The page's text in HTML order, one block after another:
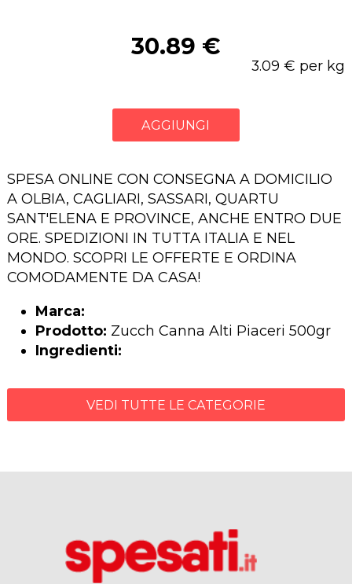
30.89 €
3.09 € per kg
AGGIUNGI
SPESA ONLINE CON CONSEGNA A DOMICILIO
A OLBIA, CAGLIARI, SASSARI, QUARTU
SANT'ELENA E PROVINCE, ANCHE ENTRO DUE
ORE. SPEDIZIONI IN TUTTA ITALIA E NEL
MONDO. SCOPRI LE OFFERTE E ORDINA
COMODAMENTE DA CASA!
Marca:
Prodotto: Zucch Canna Alti Piaceri 500gr
Ingredienti:
VEDI TUTTE LE CATEGORIE